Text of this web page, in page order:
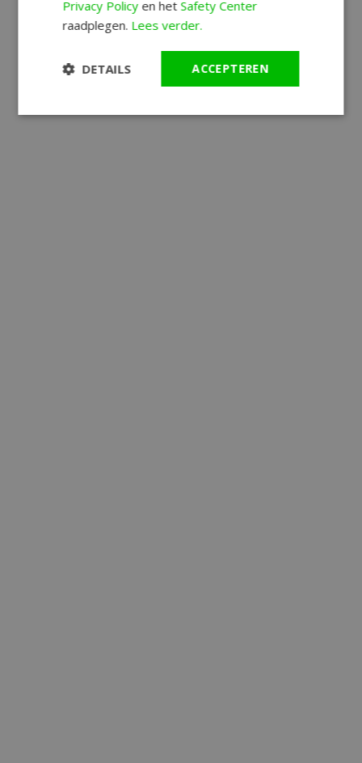
Privacy Policyen hetSafety Center
raadplegen. Lees verder.
ACCEPTEREN
DETAILS